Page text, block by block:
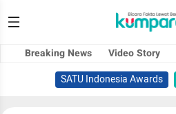
Breaking News Video Story
SATU Indonesia Awards